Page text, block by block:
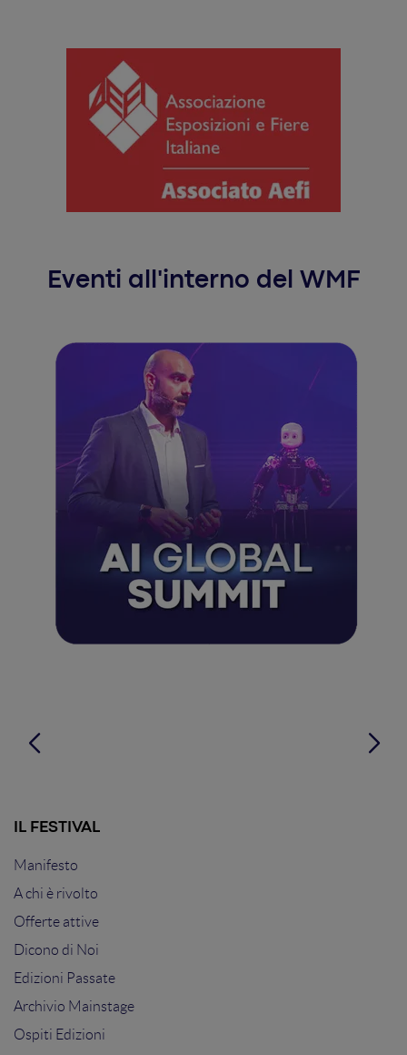
Eventi all'interno del WMF
IL FESTIVAL
Manifesto
A chi è rivolto
Offerte attive
Dicono di Noi
Edizioni Passate
Archivio Mainstage
Ospiti Edizioni